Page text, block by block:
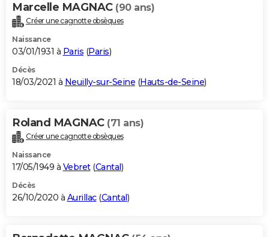
Marcelle MAGNAC (90 ans)
Créer une cagnotte obsèques
Naissance
03/01/1931 à Paris (Paris)
Décès
18/03/2021 à Neuilly-sur-Seine (Hauts-de-Seine)
Roland MAGNAC (71 ans)
Créer une cagnotte obsèques
Naissance
17/05/1949 à Vebret(Cantal)
Décès
26/10/2020 à Aurillac(Cantal)